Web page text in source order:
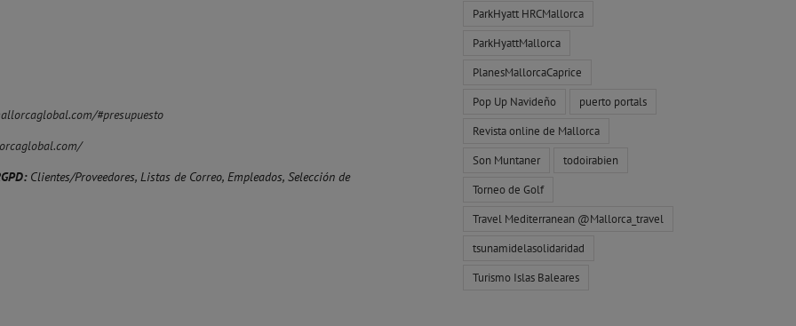
#presupuesto
Clientes/Proveedores, Listas de Correo, Empleados, Selección de
ParkHyatt HRCMallorca
ParkHyattMallorca
PlanesMallorcaCaprice
Pop Up Navideño puerto portals
Revista online de Mallorca
Son Muntaner todoirabien
Torneo de Golf
Travel Mediterranean @Mallorca_travel
tsunamidelasolidaridad
Turismo Islas Baleares